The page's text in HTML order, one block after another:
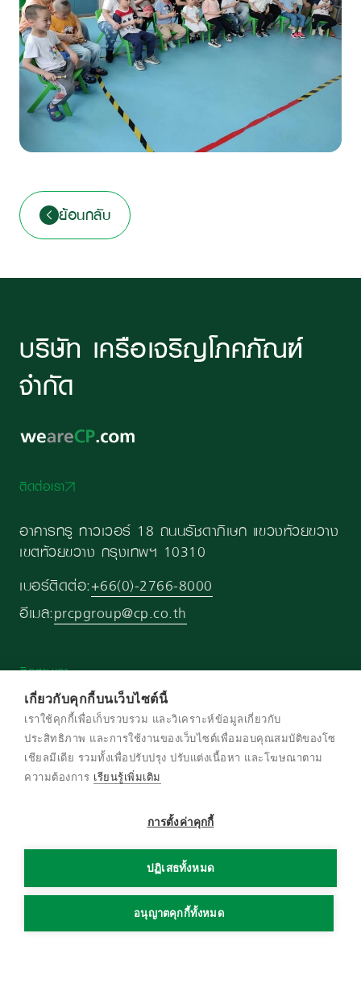
เกี่ยวกับคุกกี้บนเว็บไซต์นี้
เราใช้คุกกี้เพื่อเก็บรวบรวม และวิเคราะห์ข้อมูลเกี่ยวกับ
ประสิทธิภาพ และการใช้งานของเว็บไซต์เพื่อมอบคุณสมบัติของโซ
เชียลมีเดีย รวมทั้งเพื่อปรับปรุง ปรับแต่งเนื้อหา และโฆษณาตาม
ความต้องการ เรียนรู้เพิ่มเติม
การตั้งค่าคุกกี้
ปฏิเสธทั้งหมด
อนุญาตคุกกี้ทั้งหมด
ย้อนกลับ
บริษัท เครือเจริญโภคภัณฑ์
จำกัด
ติดต่อเรา
อาคารทรู ทาวเวอร์ 18 ถนนรัชดาภิเษก แขวงห้วยขวาง
เขตห้วยขวาง กรุงเทพฯ 10310
เบอร์ติดต่อ:+66(0)-2766-8000
อีเมล:prcpgroup@cp.co.th
ติดตามเรา
© สงวนลิขสิทธิ์ พ.ศ. 2569 บริษัท เครือเจริญ
นโยบายการใช้งานคุกกี้